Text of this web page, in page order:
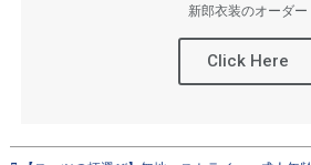
新郎衣装のオーダー
Click Here